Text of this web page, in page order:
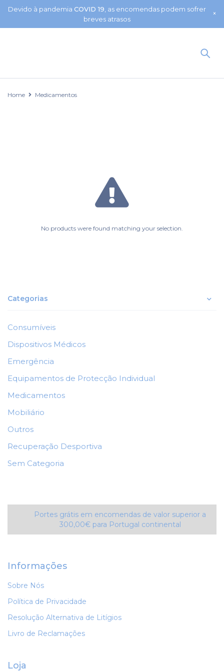
Devido à pandemia COVID 19 , as encomendas podem sofrer
breves atrasos
Home Medicamentos
Categorias
Consumíveis
Dispositivos Médicos
Emergência
Equipamentos de Protecção Individual
Medicamentos
Mobiliário
Outros
Recuperação Desportiva
Sem Categoria
No products were found matching your selection.
Portes grátis em encomendas de valor superior a
300,00€ para Portugal continental
Informações
Sobre Nós
Política de Privacidade
Resolução Alternativa de Litígios
Livro de Reclamações
Loja